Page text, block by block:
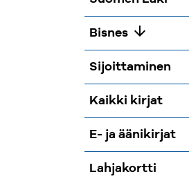
Bisnes arrow_downward
Sijoittaminen
Kaikki kirjat
E- ja äänikirjat
Lahjakortti